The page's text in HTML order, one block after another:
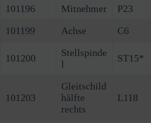
101196
Mitnehmer P23
101199
Achse C6
101200
Stellspinde
l
ST15*
101203
Gleitschild
hälfte
rechts
L118